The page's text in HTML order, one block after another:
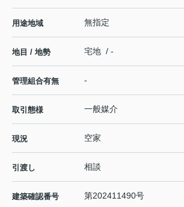
用途地域 無指定
地目 / 地勢 宅地 / -
管理組合有無 -
取引態様 一般媒介
現況 空家
引渡し 相談
建築確認番号 第202411490号